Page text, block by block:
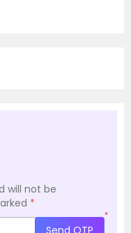
will not be
*
*
Send OTP